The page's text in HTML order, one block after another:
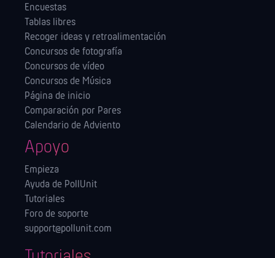
Encuestas
Tablas libres
Recoger ideas y retroalimentación
Concursos de fotografía
Concursos de vídeo
Concursos de Música
Página de inicio
Comparación por Pares
Calendario de Adviento
Apoyo
Empieza
Ayuda de PollUnit
Tutoriales
Foro de soporte
support@pollunit.com